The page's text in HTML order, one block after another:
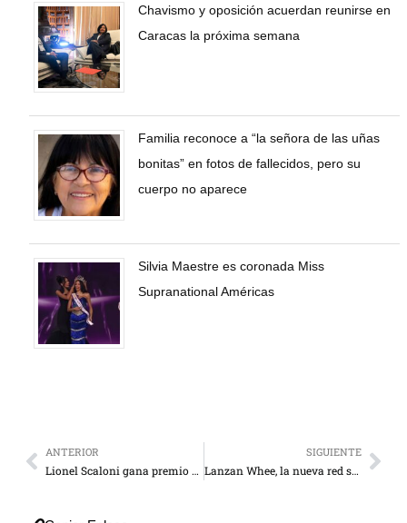
Chavismo y oposición acuerdan reunirse en
Caracas la próxima semana
Familia reconoce a “la señora de las uñas
bonitas” en fotos de fallecidos, pero su
cuerpo no aparece
Silvia Maestre es coronada Miss
Supranational Américas
ANTERIOR
Lionel Scaloni gana premio Referente 2024 por reputación en su trayectoria
SIGUIENTE
Lanzan Whee, la nueva red social de TikTok centrada en la fotografía